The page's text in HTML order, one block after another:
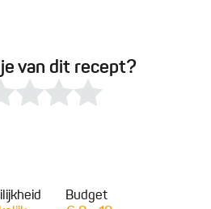
van dit recept?
Budget